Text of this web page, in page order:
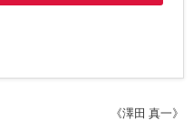
《澤田 真一》